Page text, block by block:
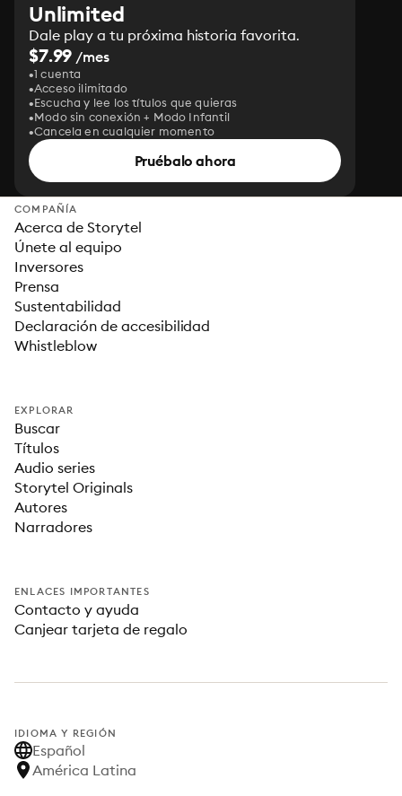
Unlimited
Dale play a tu próxima historia favorita.
$7.99 /mes
1 cuenta
Acceso ilimitado
Escucha y lee los títulos que quieras
Modo sin conexión + Modo Infantil
Cancela en cualquier momento
Pruébalo ahora
COMPAÑÍA
Acerca de Storytel
Únete al equipo
Inversores
Prensa
Sustentabilidad
Declaración de accesibilidad
Whistleblow
EXPLORAR
Buscar
Títulos
Audio series
Storytel Originals
Autores
Narradores
ENLACES IMPORTANTES
Contacto y ayuda
Canjear tarjeta de regalo
IDIOMA Y REGIÓN
Español
América Latina